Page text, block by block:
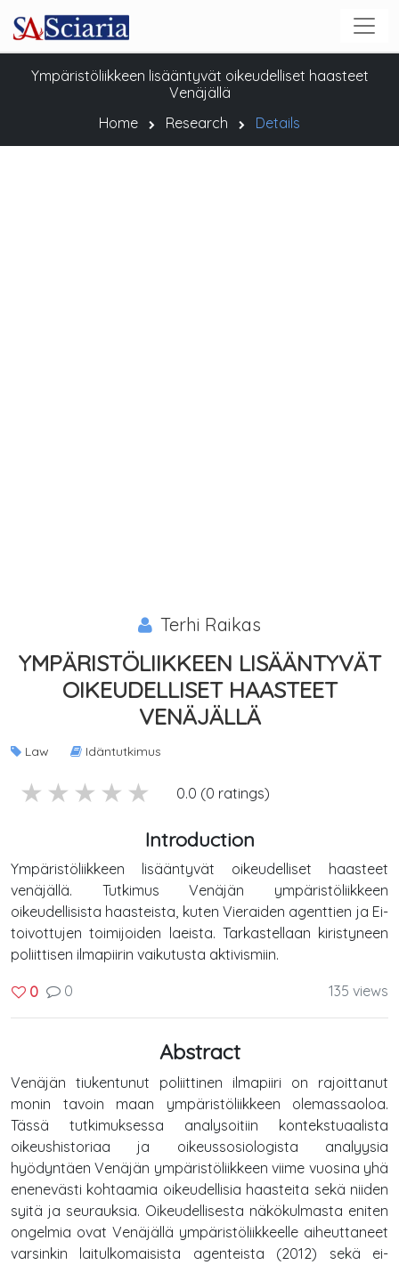
Ympäristöliikkeen lisääntyvät oikeudelliset haasteet
Venäjällä
Home
Research Details
Terhi Raikas
YMPÄRISTÖLIIKKEEN LISÄÄNTYVÄT
OIKEUDELLISET HAASTEET
VENÄJÄLLÄ
Law Idäntutkimus
1 stars
2 stars
3 stars
4 stars
5 stars 0.0 (0 ratings)
Introduction
Ympäristöliikkeen lisääntyvät oikeudelliset haasteet
venäjällä. Tutkimus Venäjän ympäristöliikkeen
oikeudellisista haasteista, kuten Vieraiden agenttien ja Ei-
toivottujen toimijoiden laeista. Tarkastellaan kiristyneen
poliittisen ilmapiirin vaikutusta aktivismiin.
0 0 135 views
Abstract
Venäjän tiukentunut poliittinen ilmapiiri on rajoittanut
monin tavoin maan ympäristöliikkeen olemassaoloa.
Tässä tutkimuksessa analysoitiin kontekstuaalista
oikeushistoriaa ja oikeussosiologista analyysia
hyödyntäen Venäjän ympäristöliikkeen viime vuosina yhä
enenevästi kohtaamia oikeudellisia haasteita sekä niiden
syitä ja seurauksia. Oikeudellisesta näkökulmasta eniten
ongelmia ovat Venäjällä ympäristöliikkeelle aiheuttaneet
varsinkin laitulkomaisista agenteista (2012) sekä ei-